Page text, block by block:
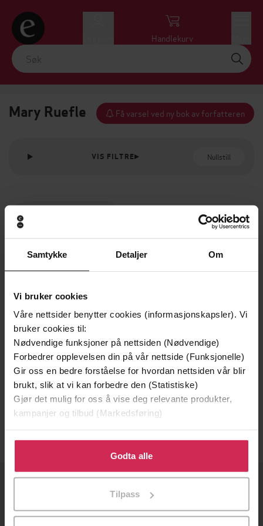
Samtykke Detaljer Om
Vi bruker cookies
Våre nettsider benytter cookies (informasjonskapsler). Vi
bruker cookies til:
Nødvendige funksjoner på nettsiden (Nødvendige)
Forbedrer opplevelsen din på vår nettside (Funksjonelle)
Gir oss en bedre forståelse for hvordan nettsiden vår blir
brukt, slik at vi kan forbedre den (Statistiske)
Gjør det mulig for oss å vise deg relevante produkter,
kampanjer og tilbud (Markedsføring)
Klikk på «Godta alle» for å gi oss ditt samtykke til å
bruke cookies for alle disse formålene. Du kan også
tilpasse ditt samtykke til spesifikke formål ved å klikke
Godta alle
Tilpass
Handlekurv
Mary Ruefle Få varsel ved ny bok av forfatteren
VIS FILTRE Nullstill
288,-
Fjomp
Mary Ruefle
EBOK
Om Ebok.no